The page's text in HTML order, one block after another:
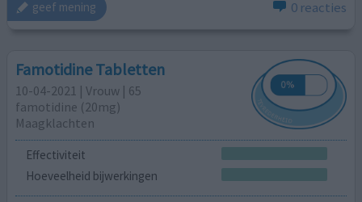
geef mening 0 reacties
Famotidine Tabletten
10-04-2021 | Vrouw | 65
famotidine (20mg)
Maagklachten
Effectiviteit
Hoeveelheid bijwerkingen